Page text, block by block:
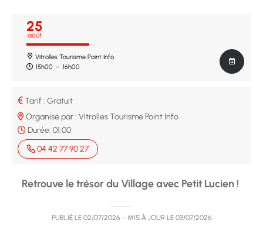
25
août
Vitrolles Tourisme Point Info
15h00 – 16h00
Tarif : Gratuit
Organisé par : Vitrolles Tourisme Point Info
Durée: 01:00
04 42 77 90 27
Retrouve le trésor du Village avec Petit Lucien !
PUBLIÉ LE 02/07/2026 – MIS À JOUR LE 03/07/2026